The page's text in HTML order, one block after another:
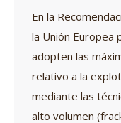
En la
la Unión Europea
adopten las
relativo a la
mediante las
alto volumen